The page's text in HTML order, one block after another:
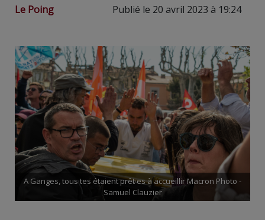
Le Poing Publié le 20 avril 2023 à 19:24
A Ganges, tous·tes étaient prêt·es à accueillir Macron Photo -
Samuel Clauzier